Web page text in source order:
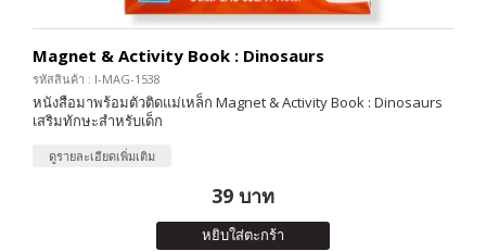
Magnet & Activity Book : Dinosaurs
รหัสสินค้า : I-MAG-1538
หนังสือมาพร้อมตัวติดแม่เหล็ก Magnet & Activity Book : Dinosaurs
เสริมทักษะสำหรับเด็ก
ดูรายละเอียดเพิ่มเติม
39 บาท
หยิบใส่ตะกร้า